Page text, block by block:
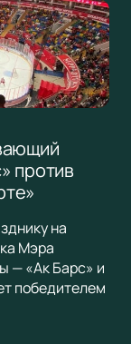
против
на
Мэра
— «Ак Барс» и
победителем